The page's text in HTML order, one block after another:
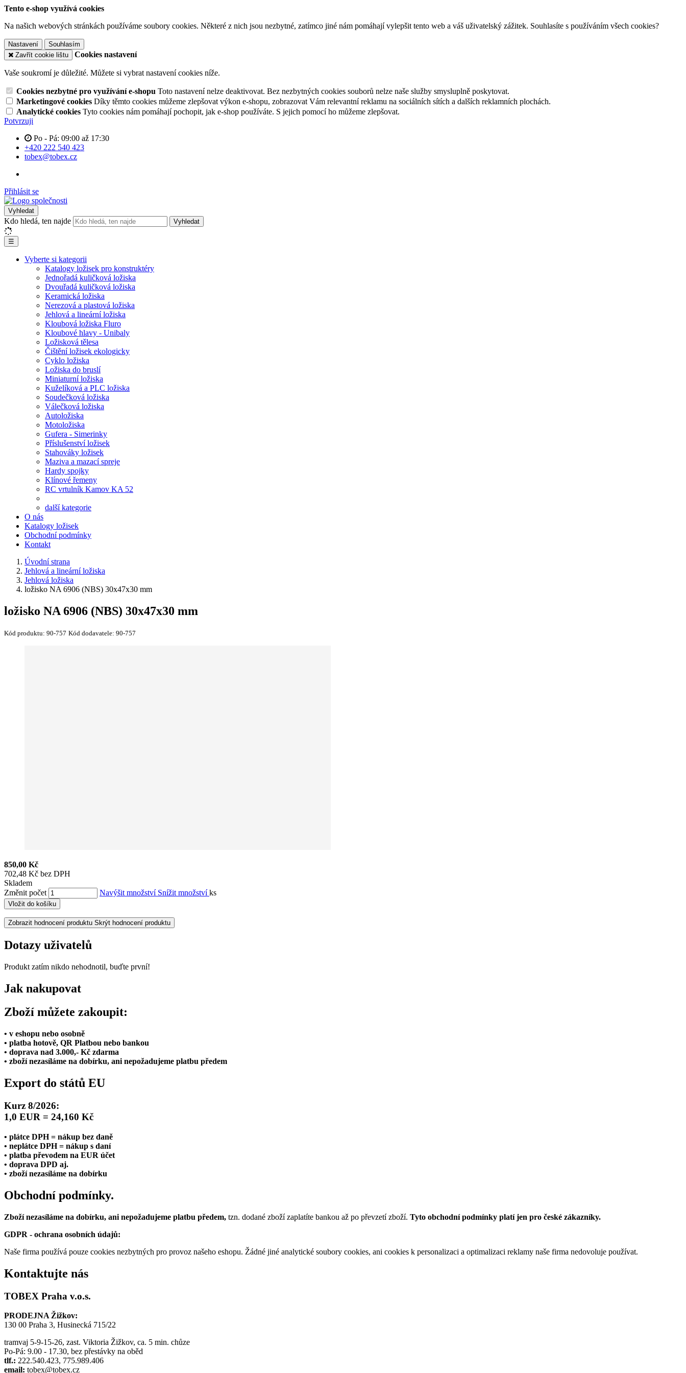
Tento e-shop využívá cookies
Na našich webových stránkách používáme soubory cookies. Některé z nich jsou nezbytné, zatímco jiné nám pomáhají vylepšit tento web a váš uživatelský zážitek. Souhlasíte s používáním všech cookies?
Nastavení
Souhlasím
Zavřít cookie lištu
Cookies nastavení
Vaše soukromí je důležité. Můžete si vybrat nastavení cookies níže.
Cookies nezbytné pro využívání e-shopu Toto nastavení nelze deaktivovat. Bez nezbytných cookies souborů nelze naše služby smysluplně poskytovat.
Marketingové cookies Díky těmto cookies můžeme zlepšovat výkon e-shopu, zobrazovat Vám relevantní reklamu na sociálních sítích a dalších reklamních plochách.
Analytické cookies Tyto cookies nám pomáhají pochopit, jak e-shop používáte. S jejich pomocí ho můžeme zlepšovat.
Potvrzuji
Po - Pá: 09:00 až 17:30
+420 222 540 423
tobex@tobex.cz
Přihlásit se
Vyhledat
Kdo hledá, ten najde Vyhledat
☰
Vyberte si kategorii
Katalogy ložisek pro konstruktéry
Jednořadá kuličková ložiska
Dvouřadá kuličková ložiska
Keramická ložiska
Nerezová a plastová ložiska
Jehlová a lineární ložiska
Kloubová ložiska Fluro
Kloubové hlavy - Unibaly
Ložisková tělesa
Čištění ložisek ekologicky
Cyklo ložiska
Ložiska do bruslí
Miniaturní ložiska
Kuželíková a PLC ložiska
Soudečková ložiska
Válečková ložiska
Autoložiska
Motoložiska
Gufera - Simerinky
Příslušenství ložisek
Stahováky ložisek
Maziva a mazací spreje
Hardy spojky
Klínové řemeny
RC vrtulník Kamov KA 52
další kategorie
O nás
Katalogy ložisek
Obchodní podmínky
Kontakt
Úvodní strana
Jehlová a lineární ložiska
Jehlová ložiska
ložisko NA 6906 (NBS) 30x47x30 mm
ložisko NA 6906 (NBS) 30x47x30 mm
Kód produktu: 90-757 Kód dodavatele: 90-757
850,00 Kč
702,48 Kč bez DPH
Skladem
Změnit počet
Navýšit množství Snížit množstvíks
Vložit do košíku
Zobrazit hodnocení produktu Skrýt hodnocení produktu
Dotazy uživatelů
Produkt zatím nikdo nehodnotil, buďte první!
Jak nakupovat
Zboží můžete zakoupit:
• v eshopu nebo osobně
• platba hotově, QR Platbou nebo bankou
• doprava nad 3.000,- Kč zdarma
• zboží nezasíláme na dobírku, ani nepožadujeme platbu předem
Export do států EU
Kurz 8/2026:
1,0 EUR = 24,160 Kč
• plátce DPH = nákup bez daně
• neplátce DPH = nákup s daní
• platba převodem na EUR účet
• doprava DPD aj.
• zboží nezasíláme na dobírku
Obchodní podmínky.
Zboží nezasíláme na dobírku, ani nepožadujeme platbu předem, tzn. dodané zboží zaplatíte bankou až po převzetí zboží. Tyto obchodní podmínky platí jen pro české zákazníky.
GDPR - ochrana osobních údajů:
Naše firma používá pouze cookies nezbytných pro provoz našeho eshopu. Žádné jiné analytické soubory cookies, ani cookies k personalizaci a optimalizaci reklamy naše firma nedovoluje používat.
Kontaktujte nás
TOBEX Praha v.o.s.
PRODEJNA Žižkov:
130 00 Praha 3, Husinecká 715/22
tramvaj 5-9-15-26, zast. Viktoria Žižkov, ca. 5 min. chůze
Po-Pá: 9.00 - 17.30, bez přestávky na oběd
tlf.: 222.540.423, 775.989.406
email: tobex@tobex.cz